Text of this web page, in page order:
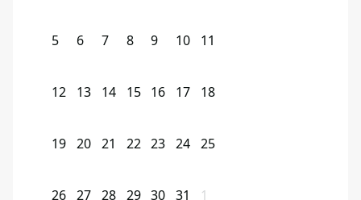
5 6 7 8 9 10 11
12 13 14 15 16 17 18
19 20 21 22 23 24 25
26 27 28 29 30 31 1